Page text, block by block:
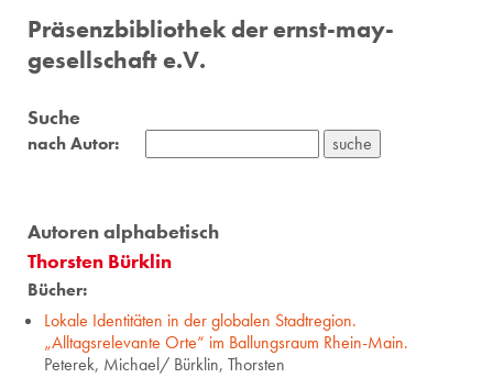
Präsenzbibliothek der ernst-may-
gesellschaft e.V.
Suche
nach Autor:
Autoren alphabetisch
Thorsten Bürklin
Bücher:
Lokale Identitäten in der globalen Stadtregion.
„Alltagsrelevante Orte“ im Ballungsraum Rhein-Main.
Peterek, Michael/ Bürklin, Thorsten